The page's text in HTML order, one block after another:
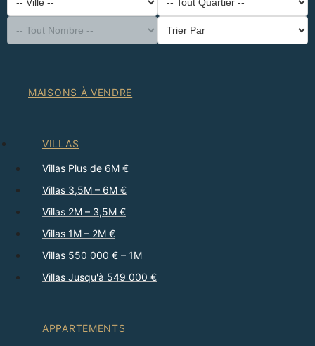
-- Type de Bien --
District
-- Ville --
-- Tout Quartier --
-- Tout Nombre --
Trier Par
MAISONS À VENDRE
VILLAS
Villas Plus de 6M €
Villas 3,5M – 6M €
Villas 2M – 3,5M €
Villas 1M – 2M €
Villas 550 000 € – 1M
Villas Jusqu'à 549 000 €
APPARTEMENTS